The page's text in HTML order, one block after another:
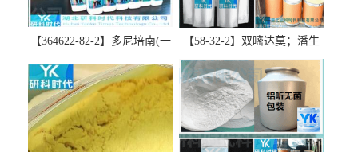
【364622-82-2】多尼培南(一
精品科研试剂-湖北研科时代
科技-“研”无止境;“科”学创
新！支持三方验证；支持定
制；检测图谱；MSDS等技术
【58-32-2】双嘧达莫；潘生
丁-精品科研试剂-湖北研科时
代科技-“研”无止境;“科”学创
新！支持三方验证；支持定
制；检测图谱；MSDS等技术
支持！